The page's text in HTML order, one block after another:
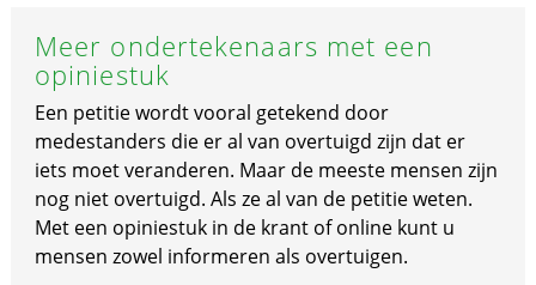
Meer ondertekenaars met een
opiniestuk
Een petitie wordt vooral getekend door
medestanders die er al van overtuigd zijn dat er
iets moet veranderen. Maar de meeste mensen zijn
nog niet overtuigd. Als ze al van de petitie weten.
Met een opiniestuk in de krant of online kunt u
mensen zowel informeren als overtuigen.